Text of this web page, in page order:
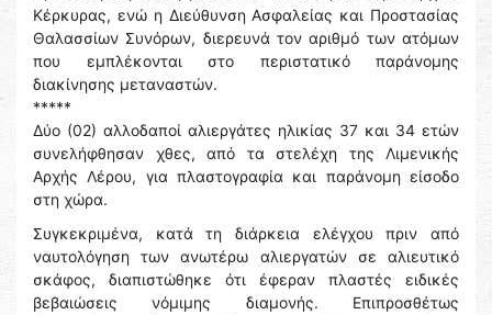
Κέρκυρας, ενώ η Διεύθυνση Ασφαλείας και Προστασίας
Θαλασσίων Συνόρων, διερευνά τον αριθμό των ατόμων
που εμπλέκονται στο περιστατικό παράνομης
διακίνησης μεταναστών.
*****
Δύο (02) αλλοδαποί αλιεργάτες ηλικίας 37 και 34 ετών
συνελήφθησαν χθες, από τα στελέχη της Λιμενικής
Αρχής Λέρου, για πλαστογραφία και παράνομη είσοδο
στη χώρα.
Συγκεκριμένα, κατά τη διάρκεια ελέγχου πριν από
ναυτολόγηση των ανωτέρω αλιεργατών σε αλιευτικό
σκάφος, διαπιστώθηκε ότι έφεραν πλαστές ειδικές
βεβαιώσεις νόμιμης διαμονής. Επιπροσθέτως